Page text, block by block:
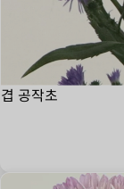
겹 공작초